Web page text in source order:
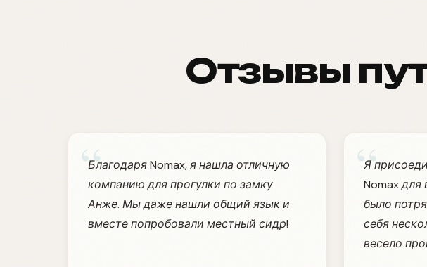
Отзывы
“
Благодаря Nomax, я нашла отличную
компанию для прогулки по замку
Анже. Мы даже нашли общий язык и
вместе попробовали местный сидр!
“
Я
Nomax для
было
себя
весело